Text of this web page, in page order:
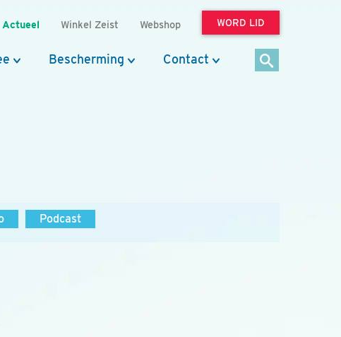
Actueel Winkel Zeist Webshop WORD LID
Bescherming Contact
Podcast